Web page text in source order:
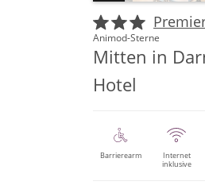
Animod-Sterne
Mitten in
Hotel
Barrierearm
Internet
inklusive